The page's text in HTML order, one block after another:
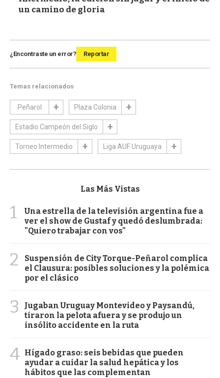
un camino de gloria
¿Encontraste un error? Reportar
Temas relacionados
Peñarol Plaza Colonia
Estadio Campeón del Siglo
Torneo Intermedio Liga AUF Uruguaya
Las Más Vistas
1
Una estrella de la televisión argentina fue a
ver el show de Gustaf y quedó deslumbrada:
"Quiero trabajar con vos"
2
Suspensión de City Torque-Peñarol complica
el Clausura: posibles soluciones y la polémica
por el clásico
3
Jugaban Uruguay Montevideo y Paysandú,
tiraron la pelota afuera y se produjo un
insólito accidente en la ruta
4 Hígado graso: seis bebidas que pueden
ayudar a cuidar la salud hepática y los
hábitos que las complementan